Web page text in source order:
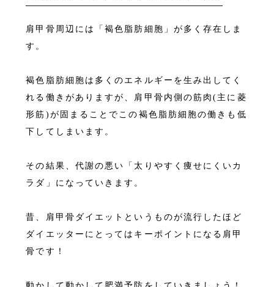
肩甲骨周辺には「褐色脂肪細胞」が多く存在しま
す。
褐色脂肪細胞は多くのエネルギーを生み出してく
れる働きがありますが、肩甲骨内側の筋肉(主に菱
形筋)が固まることでこの褐色脂肪細胞の働きも低
下してしまいます。
その結果、代謝の悪い「太りやすく痩せにくいカ
ラダ」になっていきます。
昔、肩甲骨ダイエットというものが流行したほど
ダイエッターにとってはキーポイントになる肩甲
骨です！